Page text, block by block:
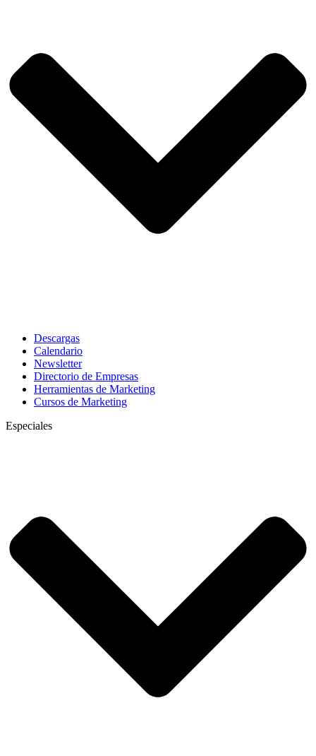
Descargas
Calendario
Newsletter
Directorio de Empresas
Herramientas de Marketing
Cursos de Marketing
Especiales